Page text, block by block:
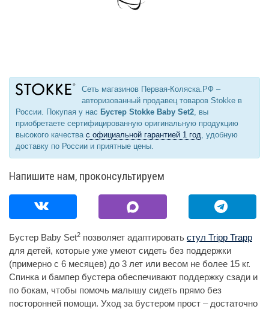
Сеть магазинов Первая-Коляска.РФ –
авторизованный продавец товаров Stokke в
России. Покупая у нас Бустер Stokke Baby Set2 , вы
приобретаете сертифицированную оригинальную продукцию
высокого качества с официальной гарантией 1 год , удобную
доставку по России и приятные цены.
Напишите нам, проконсультируем
Бустер Baby Set2 позволяет адаптировать стул Tripp Trapp
для детей, которые уже умеют сидеть без поддержки
(примерно с 6 месяцев) до 3 лет или весом не более 15 кг.
Спинка и бампер бустера обеспечивают поддержку сзади и
по бокам, чтобы помочь малышу сидеть прямо без
посторонней помощи. Уход за бустером прост – достаточно